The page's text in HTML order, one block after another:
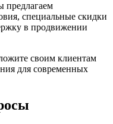
предлагаем
специальные скидки
в продвижении
своим клиентам
для современных